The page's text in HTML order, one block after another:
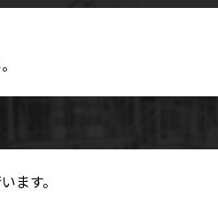
ます。